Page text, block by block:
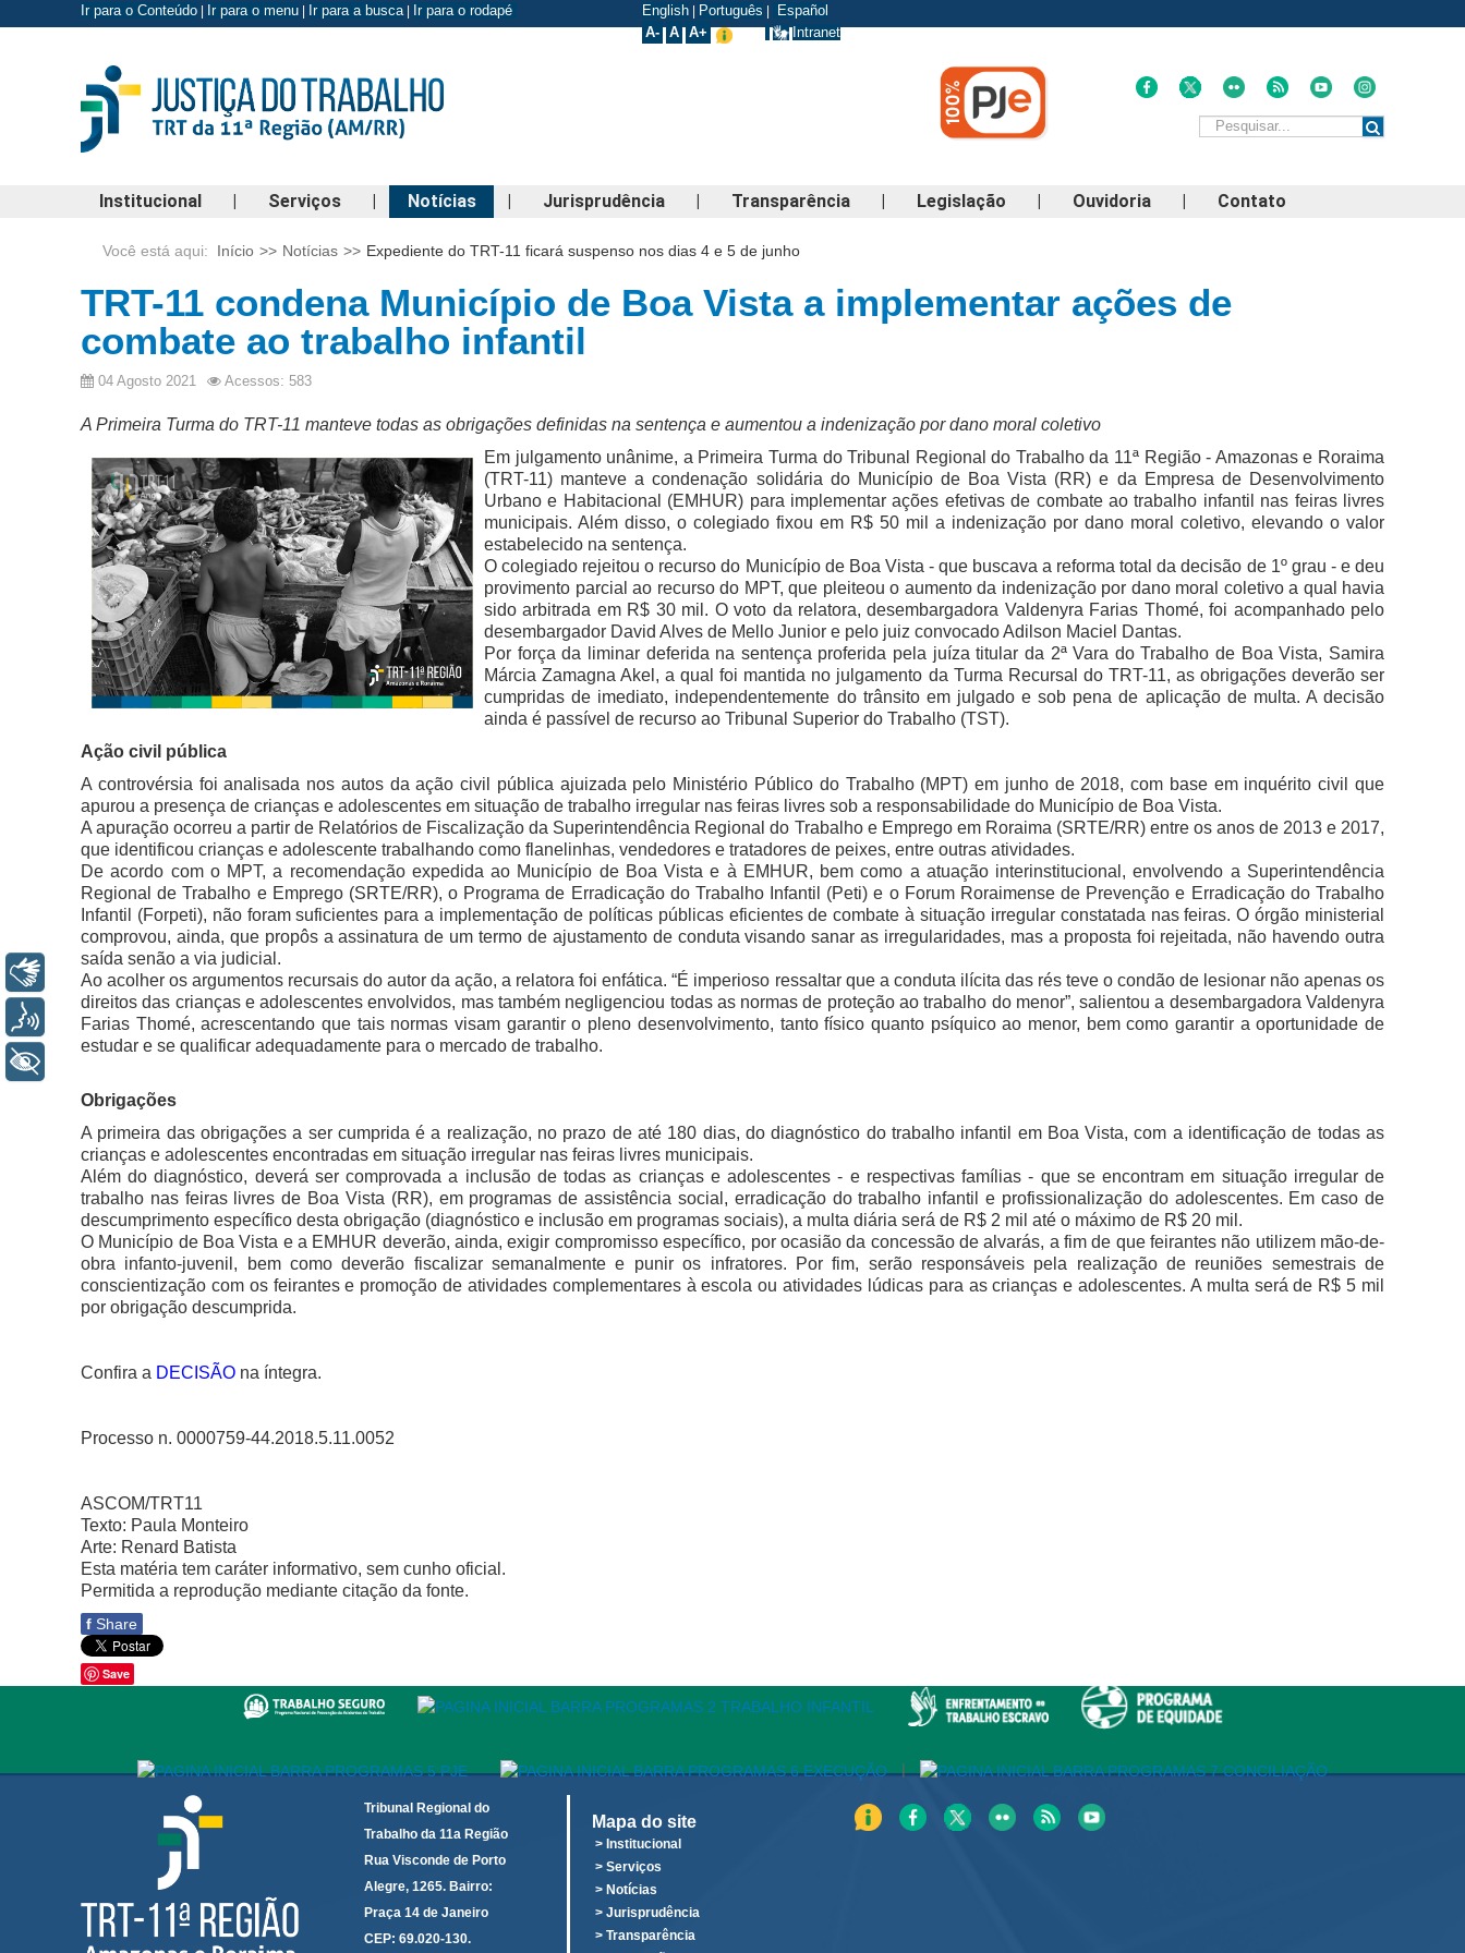
Ir para o Conteúdo Ir para o menu Ir para a busca| Ir para o rodapé English Português
Español
A- A A+ Intranet
Institucional | Serviços | Notícias | Jurisprudência | Transparência | Legislação | Ouvidoria | Contato
Você está aqui: Início >> Notícias >> Expediente do TRT-11 ficará suspenso nos dias 4 e 5 de junho
TRT-11 condena Município de Boa Vista a implementar ações de
combate ao trabalho infantil
04 Agosto 2021 Acessos: 583
A Primeira Turma do TRT-11 manteve todas as obrigações definidas na sentença e aumentou a indenização por dano moral coletivo
Em julgamento unânime, a Primeira Turma do Tribunal Regional do Trabalho da 11ª Região - Amazonas e Roraima
(TRT-11) manteve a condenação solidária do Município de Boa Vista (RR) e da Empresa de Desenvolvimento
Urbano e Habitacional (EMHUR) para implementar ações efetivas de combate ao trabalho infantil nas feiras livres
municipais. Além disso, o colegiado fixou em R$ 50 mil a indenização por dano moral coletivo, elevando o valor
estabelecido na sentença.
O colegiado rejeitou o recurso do Município de Boa Vista - que buscava a reforma total da decisão de 1º grau - e deu
provimento parcial ao recurso do MPT, que pleiteou o aumento da indenização por dano moral coletivo a qual havia
sido arbitrada em R$ 30 mil. O voto da relatora, desembargadora Valdenyra Farias Thomé, foi acompanhado pelo
desembargador David Alves de Mello Junior e pelo juiz convocado Adilson Maciel Dantas.
Por força da liminar deferida na sentença proferida pela juíza titular da 2ª Vara do Trabalho de Boa Vista, Samira
Márcia Zamagna Akel, a qual foi mantida no julgamento da Turma Recursal do TRT-11, as obrigações deverão ser
cumpridas de imediato, independentemente do trânsito em julgado e sob pena de aplicação de multa. A decisão
ainda é passível de recurso ao Tribunal Superior do Trabalho (TST).
Ação civil pública
A controvérsia foi analisada nos autos da ação civil pública ajuizada pelo Ministério Público do Trabalho (MPT) em junho de 2018, com base em inquérito civil que
apurou a presença de crianças e adolescentes em situação de trabalho irregular nas feiras livres sob a responsabilidade do Município de Boa Vista.
A apuração ocorreu a partir de Relatórios de Fiscalização da Superintendência Regional do Trabalho e Emprego em Roraima (SRTE/RR) entre os anos de 2013 e 2017,
que identificou crianças e adolescente trabalhando como flanelinhas, vendedores e tratadores de peixes, entre outras atividades.
De acordo com o MPT, a recomendação expedida ao Município de Boa Vista e à EMHUR, bem como a atuação interinstitucional, envolvendo a Superintendência
Regional de Trabalho e Emprego (SRTE/RR), o Programa de Erradicação do Trabalho Infantil (Peti) e o Forum Roraimense de Prevenção e Erradicação do Trabalho
Infantil (Forpeti), não foram suficientes para a implementação de políticas públicas eficientes de combate à situação irregular constatada nas feiras. O órgão ministerial
comprovou, ainda, que propôs a assinatura de um termo de ajustamento de conduta visando sanar as irregularidades, mas a proposta foi rejeitada, não havendo outra
saída senão a via judicial.
Ao acolher os argumentos recursais do autor da ação, a relatora foi enfática. “É imperioso ressaltar que a conduta ilícita das rés teve o condão de lesionar não apenas os
direitos das crianças e adolescentes envolvidos, mas também negligenciou todas as normas de proteção ao trabalho do menor”, salientou a desembargadora Valdenyra
Farias Thomé, acrescentando que tais normas visam garantir o pleno desenvolvimento, tanto físico quanto psíquico ao menor, bem como garantir a oportunidade de
estudar e se qualificar adequadamente para o mercado de trabalho.
Obrigações
A primeira das obrigações a ser cumprida é a realização, no prazo de até 180 dias, do diagnóstico do trabalho infantil em Boa Vista, com a identificação de todas as
crianças e adolescentes encontradas em situação irregular nas feiras livres municipais.
Além do diagnóstico, deverá ser comprovada a inclusão de todas as crianças e adolescentes - e respectivas famílias - que se encontram em situação irregular de
trabalho nas feiras livres de Boa Vista (RR), em programas de assistência social, erradicação do trabalho infantil e profissionalização do adolescentes. Em caso de
descumprimento específico desta obrigação (diagnóstico e inclusão em programas sociais), a multa diária será de R$ 2 mil até o máximo de R$ 20 mil.
O Município de Boa Vista e a EMHUR deverão, ainda, exigir compromisso específico, por ocasião da concessão de alvarás, a fim de que feirantes não utilizem mão-de-
obra infanto-juvenil, bem como deverão fiscalizar semanalmente e punir os infratores. Por fim, serão responsáveis pela realização de reuniões semestrais de
conscientização com os feirantes e promoção de atividades complementares à escola ou atividades lúdicas para as crianças e adolescentes. A multa será de R$ 5 mil
por obrigação descumprida.
Confira a DECISÃO na íntegra.
Processo n. 0000759-44.2018.5.11.0052
ASCOM/TRT11
Texto: Paula Monteiro
Arte: Renard Batista
Esta matéria tem caráter informativo, sem cunho oficial.
Permitida a reprodução mediante citação da fonte.
f Share
Save
|
Tribunal Regional do
Trabalho da 11a Região
Rua Visconde de Porto
Alegre, 1265. Bairro:
Praça 14 de Janeiro
CEP: 69.020-130.
Mapa do site
> Institucional
> Serviços
> Notícias
> Jurisprudência
> Transparência
Libras
Voz
+ Acessibilidade